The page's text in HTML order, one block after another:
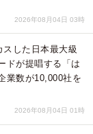
2026年08月04日 03時
スした日本最大級
ドが提唱する「は
業数が10,000社を
2026年08月04日 01時